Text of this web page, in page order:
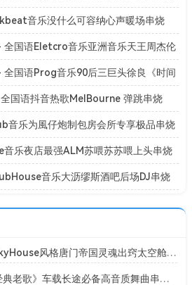
音乐没什么可容纳心声暖场串烧
国语Eletcro音乐亚洲音乐天王周杰伦
国语Prog音乐90后三巨头徐良《时间
国语抖音热歌MelBourne 弹跳串烧
音乐为風仔炮制包房会所专享极品串烧
乐夜店最强ALM苏喂苏苏喂上头串烧
音乐大沥缪斯酒吧后场DJ串烧
DJJuven-全外文FunkyHouse风格唐门帝国灵魂出窍太空舱串烧[Mp3]
4小时超长版《43首经典老歌》车载长途必备高音质舞曲串烧大碟！[Mp3]